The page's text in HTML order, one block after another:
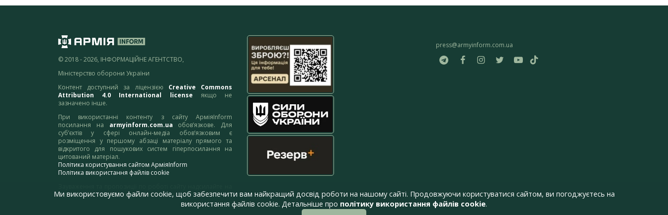
© 2018 - 2026, ІНФОРМАЦІЙНЕ АГЕНТСТВО,
Міністерство оборони України
Контент доступний за ліцензією Creative Commons
Attribution 4.0 International license якщо не
зазначено інше.
При використанні контенту з сайту АрміяInform
посилання на armyinform.com.ua обов’язкове. Для
суб’єктів у сфері онлайн-медіа обов’язковим є
розміщення у першому абзаці матеріалу прямого та
відкритого для пошукових систем гіперпосилання на
цитований матеріал.
Політика користування сайтом АрміяInform
Політика використання файлів cookie
адресу:webmaster@armyinform.com.ua
press@armyinform.com.ua
Ми використовуємо файли cookie, щоб забезпечити вам найкращий досвід роботи на нашому сайті. Продовжуючи користуватися сайтом, ви погоджуєтесь на
використання файлів cookie. Детальніше про політику використання файлів cookie.